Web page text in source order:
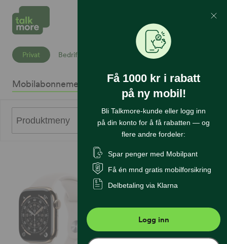
Mine Sider
Privat Bedrift
Mobilabonnement Mobiltelefoner InternettSikkerhet
Produktmeny
Få 1000 kr i rabatt
på ny mobil!
Bli Talkmore-kunde eller logg inn
på din konto for å få rabatten — og
flere andre fordeler:
Spar penger med Mobilpant
Få én mnd gratis mobilforsikring
Delbetaling via Klarna
Logg inn